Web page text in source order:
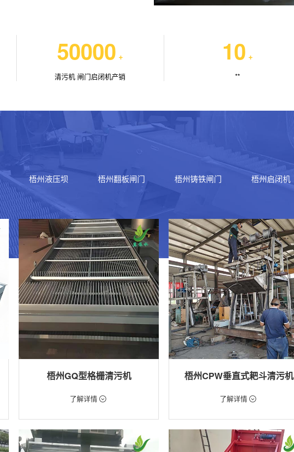
50000 +
清污机 闸门启闭机产销
10 +
**
梧州液压坝 梧州翻板闸门 梧州铸铁闸门 梧州启闭机
梧州GQ型格栅清污机
价格：1899元/台
机
用途：泵站,污水处理,水电站,自来水厂,给排水
工程
了解详情
梧州CPW垂直式耙斗清污机
价格：5268元/台了解详情